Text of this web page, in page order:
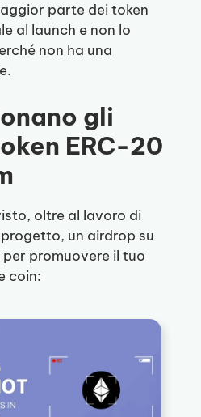
parte dei token
al launch e non lo
non ha una
gli
ERC-20
oltre al lavoro di
un airdrop su
promuovere il tuo
coin: